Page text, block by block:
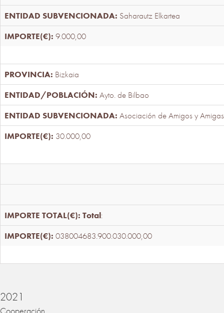
Saharautz Elkartea
9.000,00
Bizkaia
Ayto. de Bilbao
Asociación de Amigos y
30.000,00
Total:
038004683.900.030.000,00
2021